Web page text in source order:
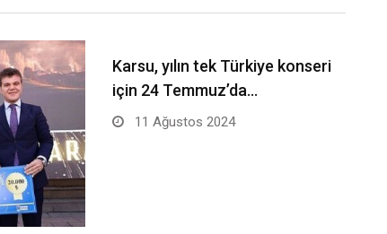
Karsu, yılın tek Türkiye konseri
için 24 Temmuz’da…
11 Ağustos 2024